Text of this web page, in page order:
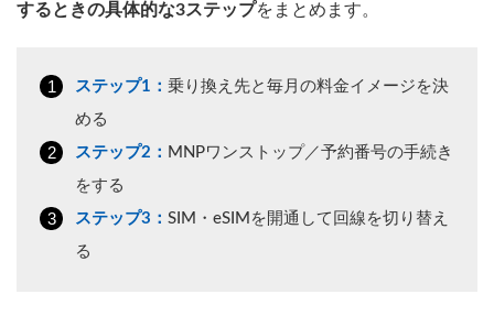
するときの具体的な3ステップをまとめます。
ステップ1： 乗り換え先と毎月の料金イメージを決
める
ステップ2： MNPワンストップ／予約番号の手続き
をする
ステップ3： SIM・eSIMを開通して回線を切り替え
る